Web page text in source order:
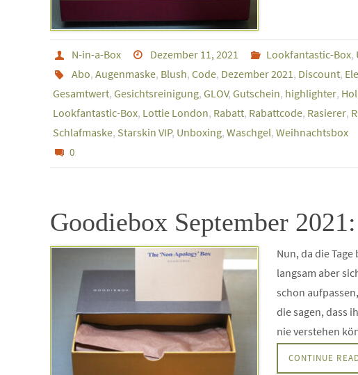
N-in-a-Box Dezember 11, 2021 Lookfantastic-Box,
Abo, Augenmaske, Blush, Code, Dezember 2021, Discount,
Gesamtwert, Gesichtsreinigung, GLOV, Gutschein, highlighter,
Lookfantastic-Box, Lottie London, Rabatt, Rabattcode, Rasierer,
Schlafmaske, Starskin VIP, Unboxing, Waschgel, Weihnachtsbox
0
Goodiebox September
Nun, da die
langsam aber
schon
die sagen, dass
nie verstehen
CONTINUE